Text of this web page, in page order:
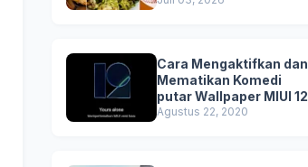
Cara Mengaktifkan dan
Mematikan Komedi
putar Wallpaper MIUI 12
Agustus 22, 2020